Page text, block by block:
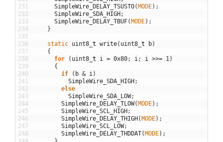
231
232
233
234
235
236
237
238
239
240
241
242
243
244
245
246
247
248
SimpleWire_DELAY_TSUSTO( MODE) ;
SimpleWire_SDA_HIGH ;
SimpleWire_DELAY_TBUF( MODE) ;
}
static uint8 t write( uint8 t b)
{
for
( uint8 t i = 0x80; i; i >>= 1)
{
if
( b & i)
SimpleWire_SDA_HIGH ;
else
SimpleWire_SDA_LOW;
SimpleWire_DELAY_TLOW( MODE) ;
SimpleWire_SCL_HIGH ;
SimpleWire_DELAY_THIGH ( MODE) ;
SimpleWire_SCL_LOW;
SimpleWire_DELAY_THDDAT( MODE) ;